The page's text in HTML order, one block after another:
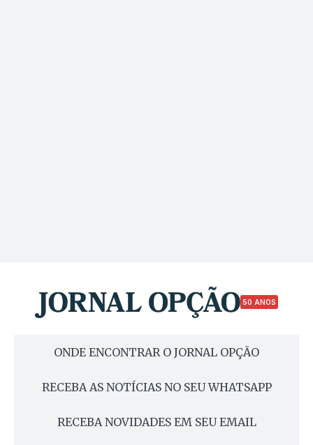
50 ANOS
ONDE ENCONTRAR O JORNAL OPÇÃO
RECEBA AS NOTÍCIAS NO SEU WHATSAPP
RECEBA NOVIDADES EM SEU EMAIL